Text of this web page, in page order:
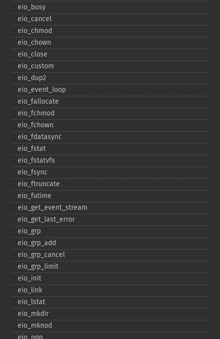
eio_​busy
eio_​cancel
eio_​chmod
eio_​chown
eio_​close
eio_​custom
eio_​dup2
eio_​event_​loop
eio_​fallocate
eio_​fchmod
eio_​fchown
eio_​fdatasync
eio_​fstat
eio_​fstatvfs
eio_​fsync
eio_​ftruncate
eio_​futime
eio_​get_​event_​stream
eio_​get_​last_​error
eio_​grp
eio_​grp_​add
eio_​grp_​cancel
eio_​grp_​limit
eio_​init
eio_​link
eio_​lstat
eio_​mkdir
eio_​mknod
eio_​nop